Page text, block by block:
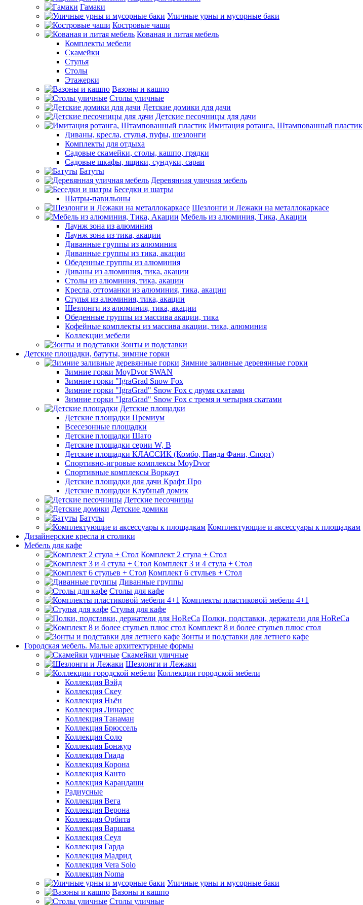
Гамаки
Уличные урны и мусорные баки
Костровые чаши
Кованая и литая мебель
Комплекты мебели
Скамейки
Стулья
Столы
Этажерки
Вазоны и кашпо
Столы уличные
Детские домики для дачи
Детские песочницы для дачи
Имитация ротанга, Штампованный пластик
Диваны, кресла, стулья, пуфы, шезлонги
Комплекты для отдыха
Садовые скамейки, столы, кашпо, грядки
Садовые шкафы, ящики, сундуки, сараи
Батуты
Деревянная уличная мебель
Беседки и шатры
Шатры-павильоны
Шезлонги и Лежаки на металлокаркасе
Мебель из алюминия, Тика, Акации
Лаунж зона из алюминия
Лаунж зона из тика, акации
Диванные группы из алюминия
Диванные группы из тика, акации
Обеденные группы из алюминия
Диваны из алюминия, тика, акации
Столы из алюминия, тика, акации
Кресла, оттоманки из алюминия, тика, акации
Стулья из алюминия, тика, акации
Шезлонги из алюминия, тика, акации
Обеденные группы из массива акации, тика
Кофейные комплекты из массива акации, тика, алюминия
Коллекции мебели
Зонты и подставки
Детские площадки, батуты, зимние горки
Зимние заливные деревянные горки
Зимние горки MoyDvor SWAN
Зимние горки "IgraGrad Snow Fox
Зимние горки "IgraGrad" Snow Fox с двумя скатами
Зимние горки "IgraGrad" Snow Fox с тремя и четырмя скатами
Детские площадки
Детские площадки Премиум
Всесезонные площадки
Детские площадки Шато
Детские площадки серии W, В
Детские площадки КЛАССИК (Комбо, Панда Фани, Спорт)
Спортивно-игровые комплексы MoyDvor
Спортивные комплексы Воркаут
Детские площадки для дачи Крафт Про
Детские площадки Клубный домик
Детские песочницы
Детские домики
Батуты
Комплектующие и аксессуары к площадкам
Дизайнерские кресла и столики
Мебель для кафе
Комплект 2 стула + Стол
Комплект 3 и 4 стула + Стол
Комплект 6 стульев + Стол
Диванные группы
Столы для кафе
Комплекты пластиковой мебели 4+1
Стулья для кафе
Полки, подставки, держатели для HoReCa
Комплект 8 и более стульев плюс стол
Зонты и подставки для летнего кафе
Городская мебель. Малые архитектурные формы
Скамейки уличные
Шезлонги и Лежаки
Коллекции городской мебели
Коллекция Вэйд
Коллекция Скеу
Коллекция Ньён
Коллекция Линарес
Коллекция Танаман
Коллекция Брюссель
Коллекция Соло
Коллекция Бонжур
Коллекция Гиада
Коллекция Корона
Коллекция Канто
Коллекция Карандаши
Радиусные
Коллекция Вега
Коллекция Верона
Коллекция Орбита
Коллекция Варшава
Коллекция Сеул
Коллекция Гарда
Коллекция Мадрид
Коллекция Vera Solo
Коллекция Noma
Уличные урны и мусорные баки
Вазоны и кашпо
Столы уличные